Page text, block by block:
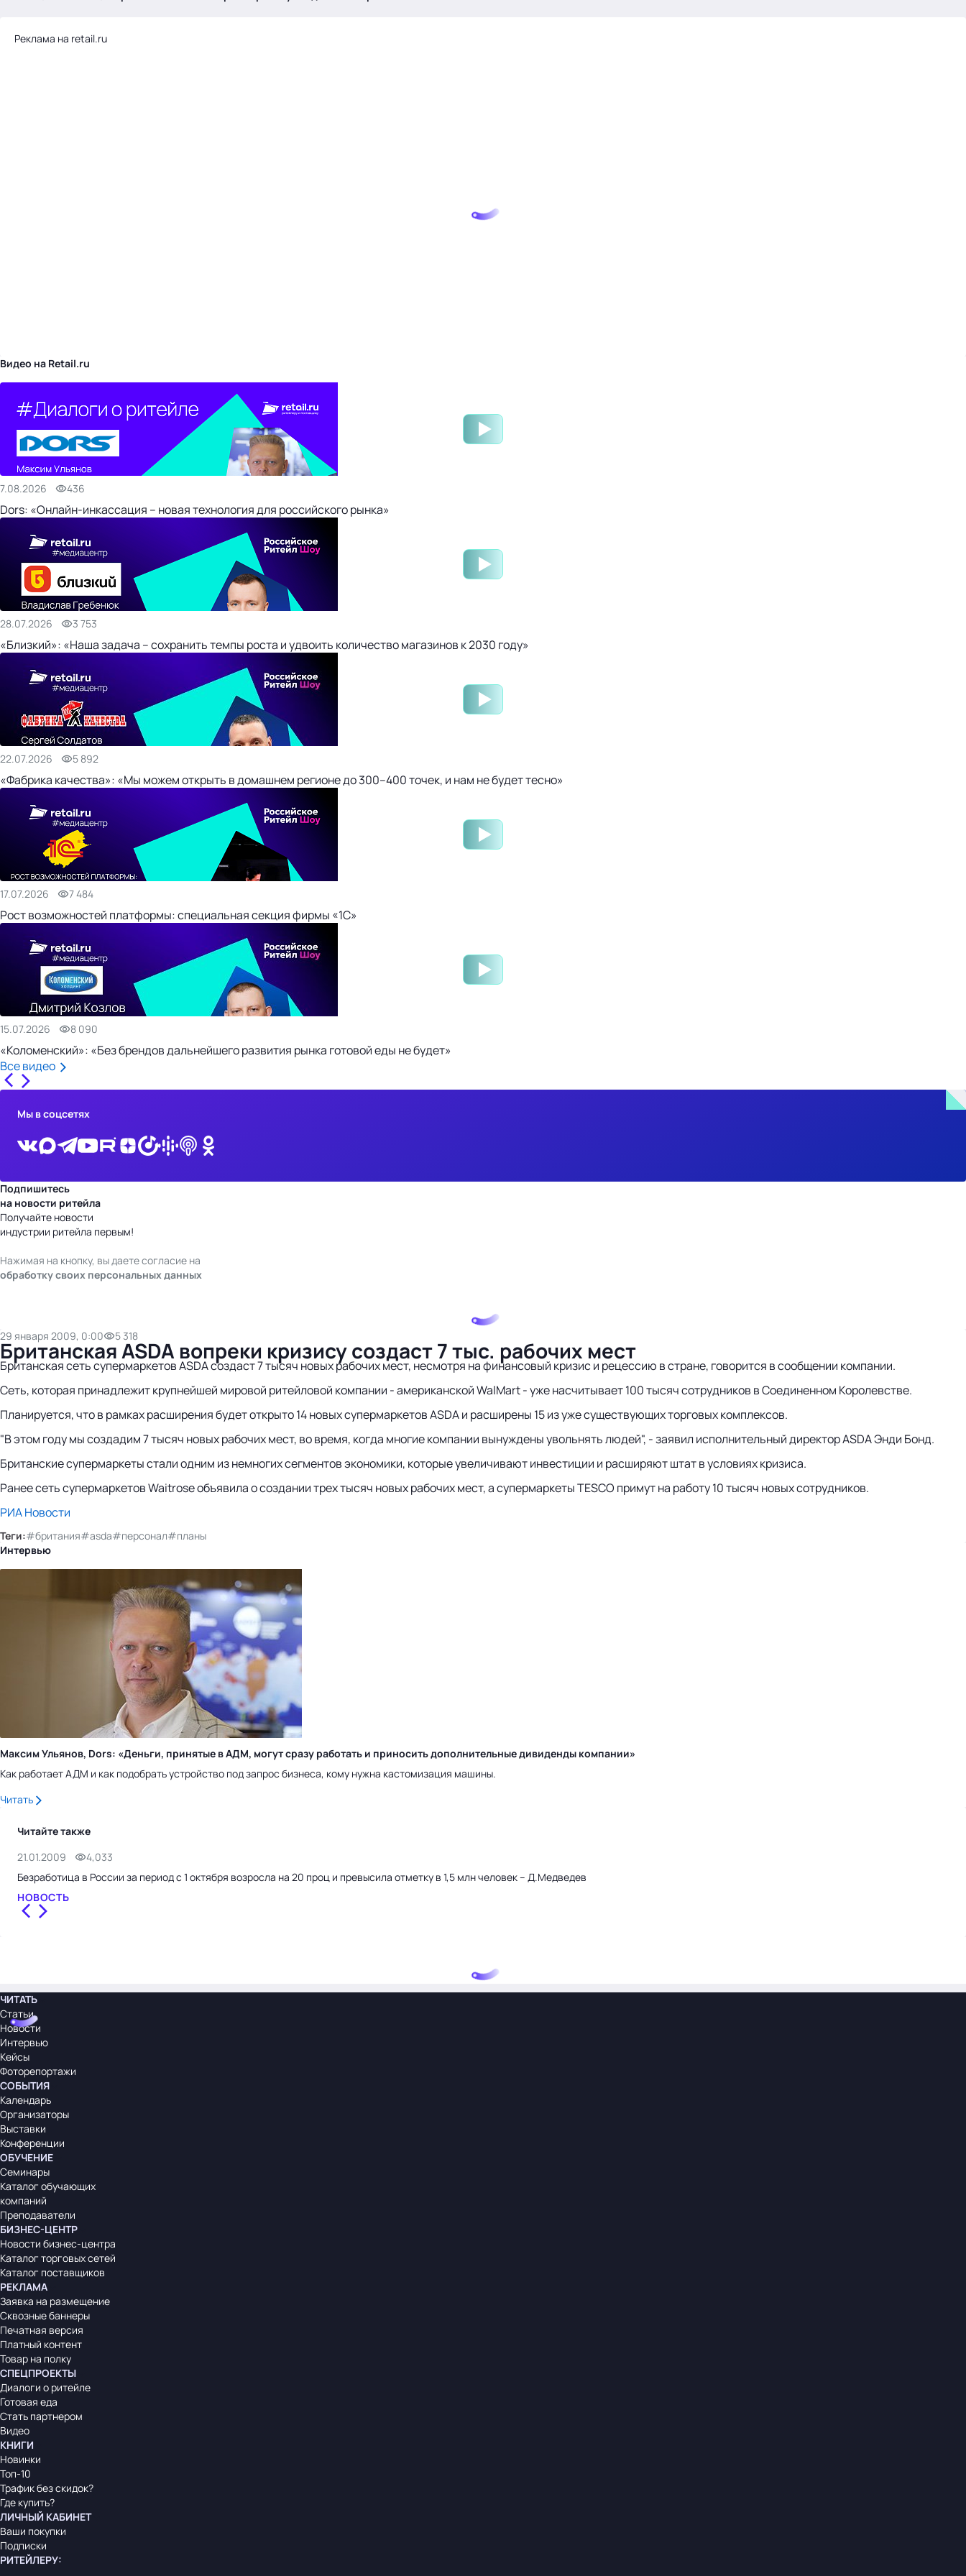
Реклама на retail.ru
Видео на Retail.ru
7.08.2026 436
Dors: «Онлайн-инкассация – новая технология для российского рынка»
28.07.2026 3 753
«Близкий»: «Наша задача – сохранить темпы роста и удвоить количество магазинов к 2030 году»
22.07.2026 5 892
«Фабрика качества»: «Мы можем открыть в домашнем регионе до 300–400 точек, и нам не будет тесно»
17.07.2026 7 484
Рост возможностей платформы: специальная секция фирмы «1С»
15.07.2026 8 090
«Коломенский»: «Без брендов дальнейшего развития рынка готовой еды не будет»
Все видео
Мы в соцсетях
Подпишитесь
на новости ритейла
Получайте новости
индустрии ритейла первым!
Нажимая на кнопку, вы даете согласие на
обработку своих персональных данных
29 января 2009, 0:00 5 318
Британская ASDA вопреки кризису создаст 7 тыс. рабочих мест
Британская сеть супермаркетов ASDA создаст 7 тысяч новых рабочих мест, несмотря на финансовый кризис и рецессию в стране, говорится в сообщении компании.
Сеть, которая принадлежит крупнейшей мировой ритейловой компании - американской WalMart - уже насчитывает 100 тысяч сотрудников в Соединенном Королевстве.
Планируется, что в рамках расширения будет открыто 14 новых супермаркетов ASDA и расширены 15 из уже существующих торговых комплексов.
"В этом году мы создадим 7 тысяч новых рабочих мест, во время, когда многие компании вынуждены увольнять людей", - заявил исполнительный директор ASDA Энди Бонд.
Британские супермаркеты стали одним из немногих сегментов экономики, которые увеличивают инвестиции и расширяют штат в условиях кризиса.
Ранее сеть супермаркетов Waitrose объявила о создании трех тысяч новых рабочих мест, а супермаркеты TESCO примут на работу 10 тысяч новых сотрудников.
РИА Новости
Теги:#британия#asda#персонал#планы
Интервью
Максим Ульянов, Dors: «Деньги, принятые в АДМ, могут сразу работать и приносить дополнительные дивиденды компании»
Как работает АДМ и как подобрать устройство под запрос бизнеса, кому нужна кастомизация машины.
Читать
Читайте также
21.01.2009
4,033
Безработица в России за период с 1 октября возросла на 20 проц и превысила отметку в 1,5 млн человек – Д.Медведев
НОВОСТЬ
ЧИТАТЬ
Статьи
Новости
Интервью
Кейсы
Фоторепортажи
СОБЫТИЯ
Календарь
Организаторы
Выставки
Конференции
ОБУЧЕНИЕ
Семинары
Каталог обучающих
компаний
Преподаватели
БИЗНЕС-ЦЕНТР
Новости бизнес-центра
Каталог торговых сетей
Каталог поставщиков
РЕКЛАМА
Заявка на размещение
Сквозные баннеры
Печатная версия
Платный контент
Товар на полку
СПЕЦПРОЕКТЫ
Диалоги о ритейле
Готовая еда
Стать партнером
Видео
КНИГИ
Новинки
Топ-10
Трафик без скидок?
Где купить?
ЛИЧНЫЙ КАБИНЕТ
Ваши покупки
Подписки
РИТЕЙЛЕРУ: